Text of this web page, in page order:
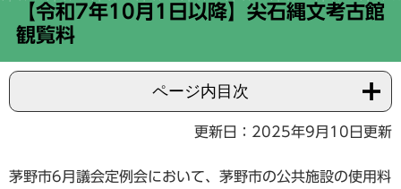
【令和7年10月1日以降】尖石縄文考古館
観覧料
ページ内目次
更新日：2025年9月10日更新
茅野市6月議会定例会において、茅野市の公共施設の使用料